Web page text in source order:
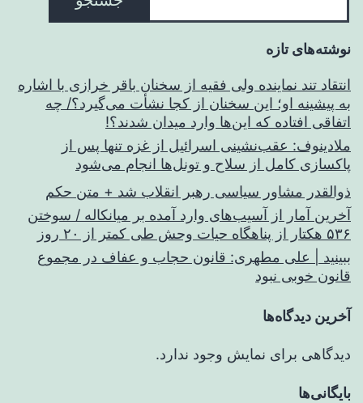
نوشته‌های تازه
انتقاد تند نماینده ولی فقیه از سخنان باقر خرازی با اشاره
به پیشینه او؛ این سخنان از کجا نشأت می‌گیرد؟/ چه
اتفاقی افتاده که این‌ها وارد میدان شدند؟!
ملادینوف: عقب‌نشینی اسرائیل از غزه تنها پس از
پاکسازی کامل از سلاح و تونل‌ها انجام می‌شود
ذوالقدر مشاور سیاسی رهبر انقلاب شد + متن حکم
آخرین آمار از آسیب‌های وارد آمده بر میانکاله / سوختن
۵۳۶ هکتار از پناهگاه حیات وحش طی کمتر از ۲۰ روز
ببینید | علی مطهری: قانون حجاب و عفاف در مجموع
قانون خوبی نبود
آخرین دیدگاه‌ها
دیدگاهی برای نمایش وجود ندارد.
بایگانی‌ها